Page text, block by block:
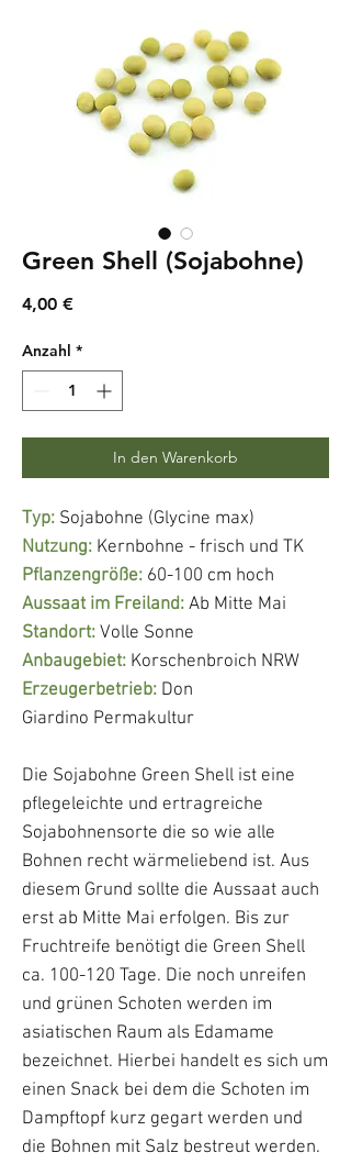
Green Shell (Sojabohne)
4,00 €Preis
Anzahl *
In den Warenkorb
Typ: Sojabohne (Glycine max)
Nutzung: Kernbohne - frisch und TK
Pflanzengröße: 60-100 cm hoch
Aussaat im Freiland: Ab Mitte Mai
Standort: Volle Sonne
Anbaugebiet: Korschenbroich NRW
Erzeugerbetrieb: Don
Giardino Permakultur
Die Sojabohne Green Shell ist eine
pflegeleichte und ertragreiche
Sojabohnensorte die so wie alle
Bohnen recht wärmeliebend ist. Aus
diesem Grund sollte die Aussaat auch
erst ab Mitte Mai erfolgen. Bis zur
Fruchtreife benötigt die Green Shell
ca. 100-120 Tage. Die noch unreifen
und grünen Schoten werden im
asiatischen Raum als Edamame
bezeichnet. Hierbei handelt es sich um
einen Snack bei dem die Schoten im
Dampftopf kurz gegart werden und
die Bohnen mit Salz bestreut werden.